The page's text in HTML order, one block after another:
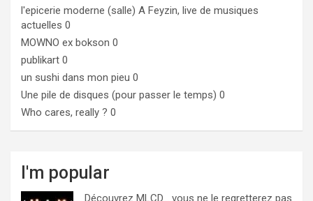
l'epicerie moderne (salle) A Feyzin, live de musiques
actuelles 0
MOWNO ex bokson 0
publikart 0
un sushi dans mon pieu 0
Une pile de disques (pour passer le temps) 0
Who cares, really ? 0
I'm popular
Découvrez MLCD… vous ne le regretterez pas